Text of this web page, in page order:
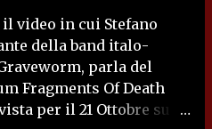
video in cui Stefano
della band italo-
parla del
Fragments Of Death
per il 21 Ottobre su